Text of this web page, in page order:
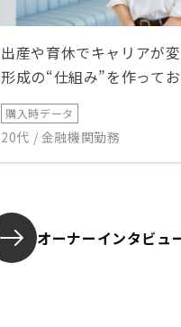
出産や育休でキャリアが
形成の“仕組み”を作ってお
購入時データ
20代 / 金融機関勤務
オーナーインタビュ